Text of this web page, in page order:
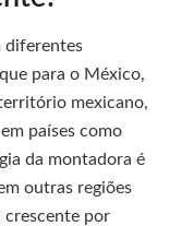
diferentes
para o México,
mexicano,
países como
da montadora é
outras regiões
crescente por